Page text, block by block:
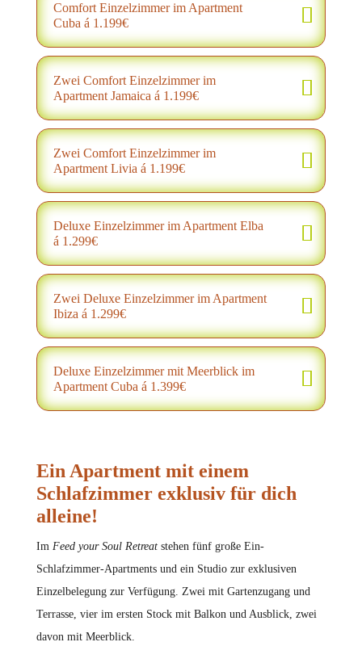
Comfort Einzelzimmer im Apartment
Cuba á 1.199€
Zwei Comfort Einzelzimmer im
Apartment Jamaica á 1.199€
Zwei Comfort Einzelzimmer im
Apartment Livia á 1.199€
Deluxe Einzelzimmer im Apartment Elba
á 1.299€
Zwei Deluxe Einzelzimmer im Apartment
Ibiza á 1.299€
Deluxe Einzelzimmer mit Meerblick im
Apartment Cuba á 1.399€
Ein Apartment mit einem
Schlafzimmer exklusiv für dich
alleine!
Im Feed your Soul Retreatstehen fünf große Ein-
Schlafzimmer-Apartments und ein Studio zur exklusiven
Einzelbelegung zur Verfügung. Zwei mit Gartenzugang und
Terrasse, vier im ersten Stock mit Balkon und Ausblick, zwei
davon mit Meerblick.